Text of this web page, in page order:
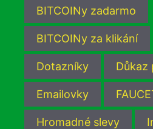
BITCOINy zadarmo
BITCOINy za klikání
Dotazníky Důkaz
Emailovky
Hromadné slevy